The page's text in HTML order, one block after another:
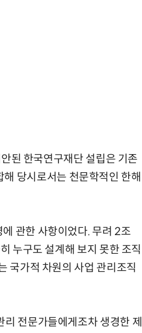
된 한국연구재단 설립은 기존
당시로서는 천문학적인 한해
관한 사항이었다. 무려 2조
누구도 설계해 보지 못한 조직
국가적 차원의 사업 관리조직
전문가들에게조차 생경한 제